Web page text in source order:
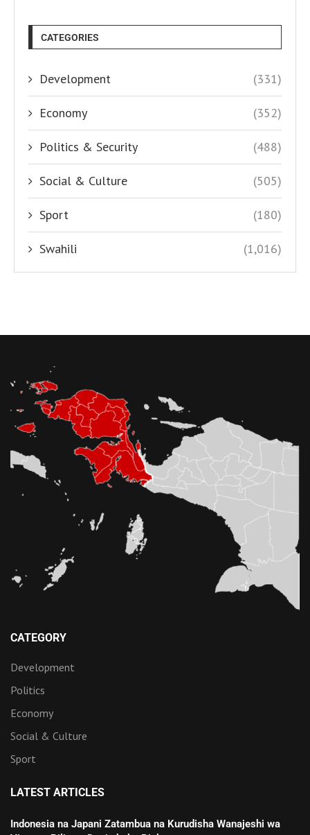
CATEGORIES
Development (331)
Economy (352)
Politics & Security (488)
Social & Culture (505)
Sport (180)
Swahili (1,016)
CATEGORY
Development
Politics
Economy
Social & Culture
Sport
LATEST ARTICLES
Indonesia na Japani Zatambua na Kurudisha Wanajeshi wa